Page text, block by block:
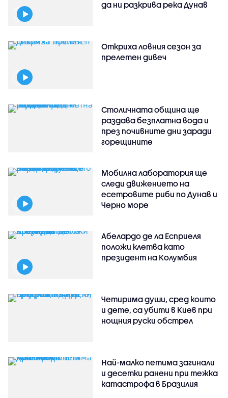
да ни разкрива река Дунав
Откриха ловния сезон за
прелетен дивеч
Столичната община ще
раздава безплатна вода и
през почивните дни заради
горещините
Мобилна лаборатория ще
следи движението на
есетровите риби по Дунав и
Черно море
Абелардо де ла Есприеля
положи клетва като
президент на Колумбия
Четирима души, сред които
и дете, са убити в Киев при
нощния руски обстрел
Най-малко петима загинали
и десетки ранени при тежка
катастрофа в Бразилия